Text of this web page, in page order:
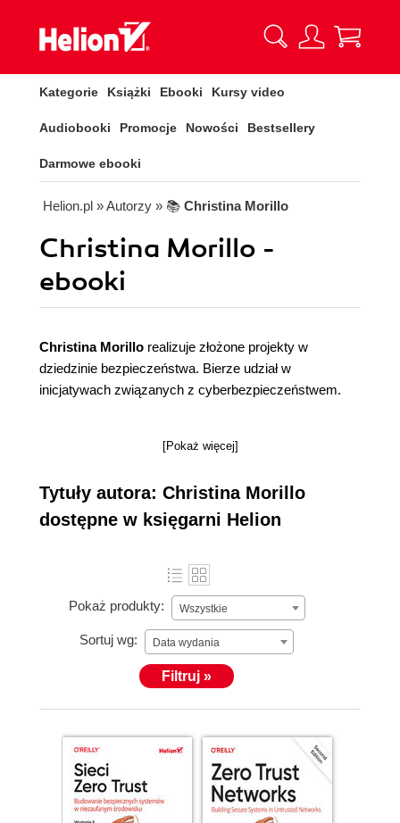
Kategorie Książki Ebooki Kursy video
Audiobooki Promocje Nowości Bestsellery
Darmowe ebooki
Helion.pl » Autorzy » 📚 Christina Morillo
Christina Morillo -
ebooki
Christina Morillo realizuje złożone projekty w
dziedzinie bezpieczeństwa. Bierze udział w
inicjatywach związanych z cyberbezpieczeństwem.
[Pokaż więcej]
Tytuły autora: Christina Morillo
dostępne w księgarni Helion
Pokaż produkty: Wszystkie
Sortuj wg: Data wydania
Filtruj »